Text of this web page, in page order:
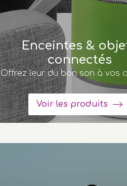
Enceintes &
connectés
Offrez leur du bon son à vos
Voir les produits